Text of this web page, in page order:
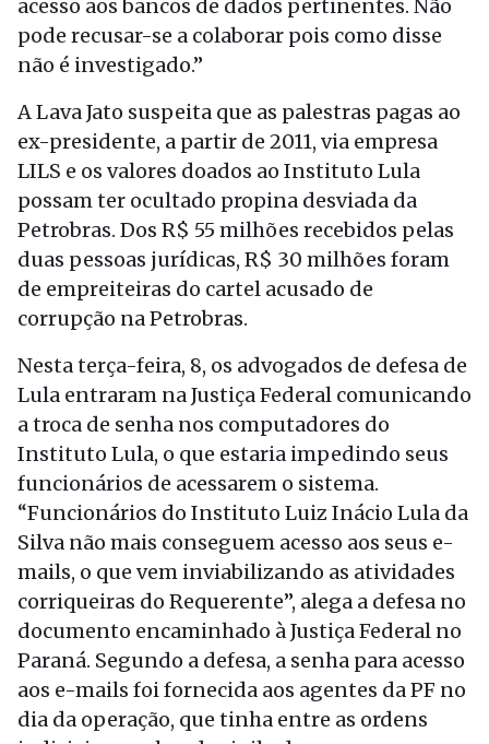
acesso aos bancos de dados pertinentes. Não
pode recusar-se a colaborar pois como disse
não é investigado.”
A Lava Jato suspeita que as palestras pagas ao
ex-presidente, a partir de 2011, via empresa
LILS e os valores doados ao Instituto Lula
possam ter ocultado propina desviada da
Petrobras. Dos R$ 55 milhões recebidos pelas
duas pessoas jurídicas, R$ 30 milhões foram
de empreiteiras do cartel acusado de
corrupção na Petrobras.
Nesta terça-feira, 8, os advogados de defesa de
Lula entraram na Justiça Federal comunicando
a troca de senha nos computadores do
Instituto Lula, o que estaria impedindo seus
funcionários de acessarem o sistema.
“Funcionários do Instituto Luiz Inácio Lula da
Silva não mais conseguem acesso aos seus e-
mails, o que vem inviabilizando as atividades
corriqueiras do Requerente”, alega a defesa no
documento encaminhado à Justiça Federal no
Paraná. Segundo a defesa, a senha para acesso
aos e-mails foi fornecida aos agentes da PF no
dia da operação, que tinha entre as ordens